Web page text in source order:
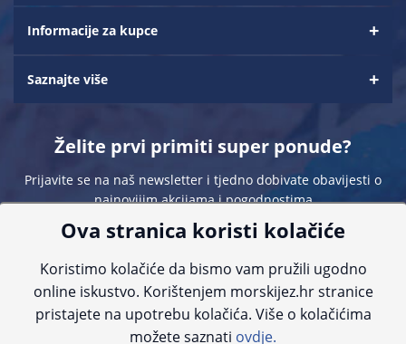
Informacije za kupce
Saznajte više
Želite prvi primiti super ponude?
Prijavite se na naš newsletter i tjedno dobivate obavijesti o
najnovijim akcijama i pogodnostima
Sve navedene cijene sadrže PDV. Pokušavamo osigurati što preciznije
informacije, ali zbog tehnoloških ograničenja ne možemo garantirati potpunu
Ova stranica koristi kolačiće
Koristimo kolačiće da bismo vam pružili ugodno
online iskustvo. Korištenjem morskijez.hr stranice
pristajete na upotrebu kolačića. Više o kolačićima
možete saznati ovdje.